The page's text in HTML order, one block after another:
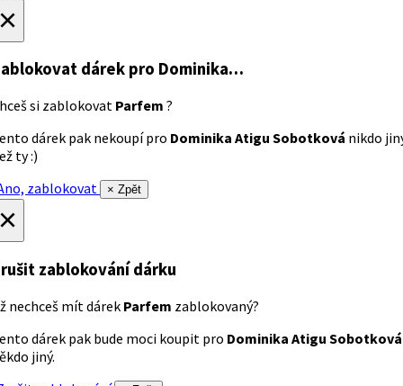
dárek pro Dominika…
si zablokovat Parfem ?
dárek pak nekoupí pro Dominika Atigu Sobotková nikdo
ty :)
zablokovat
× Zpět
zablokování dárku
nechceš mít dárek Parfem zablokovaný?
dárek pak bude moci koupit pro Dominika Atigu Sobotková
jiný.